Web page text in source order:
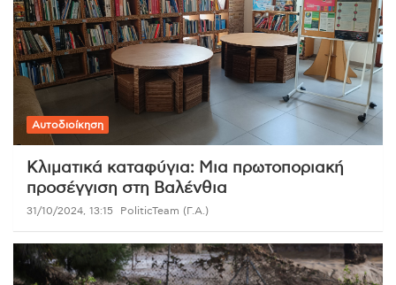
Αυτοδιοίκηση
Κλιματικά καταφύγια: Μια πρωτοποριακή
προσέγγιση στη Βαλένθια
31/10/2024, 13:15 PoliticTeam (Γ.Α.)